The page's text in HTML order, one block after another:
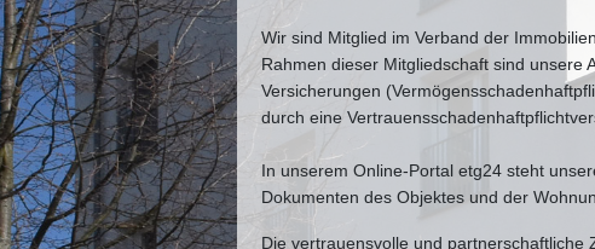
Wir sind Mitglied im Verband der
Rahmen dieser Mitgliedschaft sind unsere
Versicherungen
durch eine
In unserem Online-Portal etg24 steht
Dokumenten des Objektes und der
Die vertrauensvolle und